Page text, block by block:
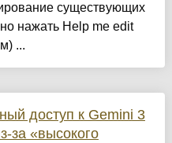
существующих
нажать Help me edit
...
доступ к Gemini 3
за «высокого